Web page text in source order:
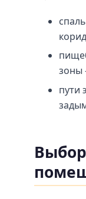
зоны
пути